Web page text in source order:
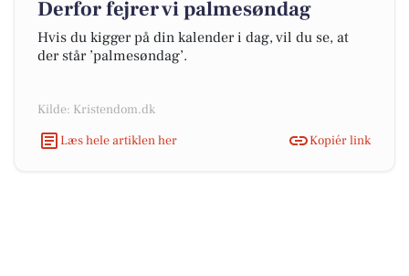
Derfor fejrer vi palmesøndag
Hvis du kigger på din kalender i dag, vil du se, at
der står ’palmesøndag’.
Kilde: Kristendom.dk
Læs hele artiklen her
Kopiér link